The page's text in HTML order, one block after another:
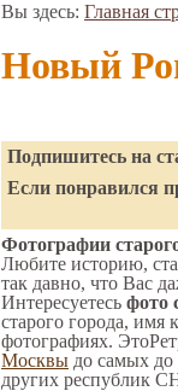
Вы здесь: Главная
Новый
Подпишитесь на
Если понравился
Фотографии
Любите историю,
так давно, что Вас
Интересуетесь фото
старого города, имя
фотографиях.
Москвы до самых
других республик